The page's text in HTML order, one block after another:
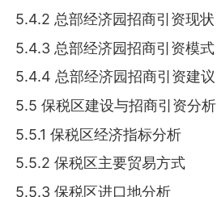
5.4.2 总部经济园招商引资现状
5.4.3 总部经济园招商引资模式
5.4.4 总部经济园招商引资建议
5.5 保税区建设与招商引资分析
5.5.1 保税区经济指标分析
5.5.2 保税区主要贸易方式
5.5.3 保税区进口地分析